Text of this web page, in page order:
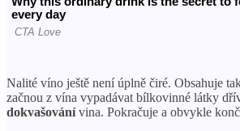
Nalité víno ještě není úplně čiré. Obsahuje
začnou z vína vypadávat bílkovinné látky
dokvašovánívina. Pokračuje a obvykle